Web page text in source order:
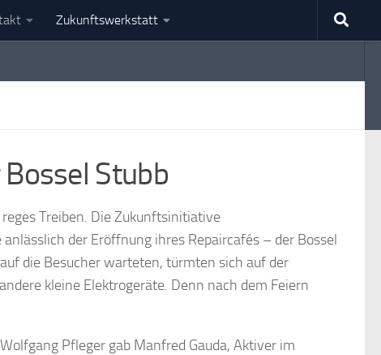
Zukunftswerkstatt
Stubb
Treiben. Die Zukunftsinitiative
der Eröffnung ihres Repaircafés – der Bossel
die Besucher warteten, türmten sich auf der
kleine Elektrogeräte. Denn nach dem Feiern
Pfleger gab Manfred Gauda, Aktiver im